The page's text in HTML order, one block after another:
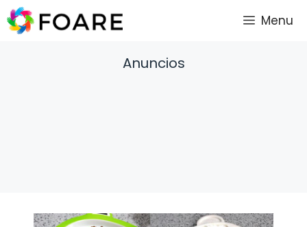
Saltar
al
Menu
Anuncios